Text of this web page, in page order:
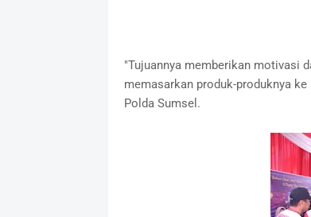
"Tujuannya memberikan motivasi
memasarkan produk-produknya
Polda Sumsel.